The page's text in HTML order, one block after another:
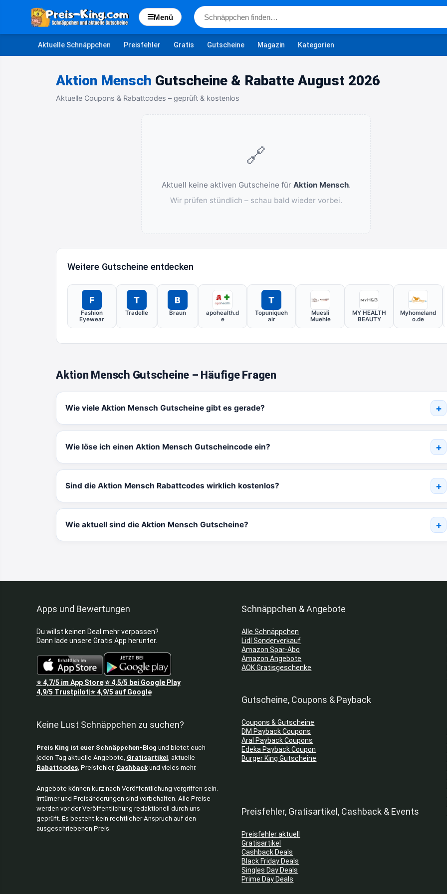
☰Menü
Aktuelle Schnäppchen Preisfehler Gratis Gutscheine Magazin Kategorien
Aktion Mensch Gutscheine & Rabatte August 2026
Aktuelle Coupons & Rabattcodes – geprüft & kostenlos
🔗
Aktuell keine aktiven Gutscheine für Aktion Mensch.
Wir prüfen stündlich – schau bald wieder vorbei.
Weitere Gutscheine entdecken
F
Fashion
Eyewear
T
Tradelle
B
Braun
apohealth.d
e
T
Topuniqueh
air
Muesli
Muehle
MY HEALTH
BEAUTY
Myhomeland
o.de
Aktion Mensch Gutscheine – Häufige Fragen
Wie viele Aktion Mensch Gutscheine gibt es gerade?
Wie löse ich einen Aktion Mensch Gutscheincode ein?
Sind die Aktion Mensch Rabattcodes wirklich kostenlos?
Wie aktuell sind die Aktion Mensch Gutscheine?
Apps und Bewertungen
Du willst keinen Deal mehr verpassen?
Dann lade unsere Gratis App herunter.
⭐4,7/5 im App Store|⭐4,5/5 bei Google Play
4,9/5 Trustpilot ⭐4,9/5 auf Google
Keine Lust Schnäppchen zu suchen?
Preis King ist euer Schnäppchen-Blog und bietet euch
jeden Tag aktuelle Angebote, Gratisartikel , aktuelle
Rabattcodes, Preisfehler, Cashbackund vieles mehr.
Angebote können kurz nach Veröffentlichung vergriffen sein.
Irrtümer und Preisänderungen sind vorbehalten. Alle Preise
werden vor der Veröffentlichung redaktionell durch uns
geprüft. Es besteht kein rechtlicher Anspruch auf den
ausgeschriebenen Preis.
Schnäppchen & Angebote
Alle Schnäppchen
Lidl Sonderverkauf
Amazon Spar-Abo
Amazon Angebote
AOK Gratisgeschenke
Gutscheine, Coupons & Payback
Coupons & Gutscheine
DM Payback Coupons
Aral Payback Coupons
Edeka Payback Coupon
Burger King Gutscheine
Preisfehler, Gratisartikel, Cashback & Events
Preisfehler aktuell
Gratisartikel
Cashback Deals
Black Friday Deals
Singles Day Deals
Prime Day Deals